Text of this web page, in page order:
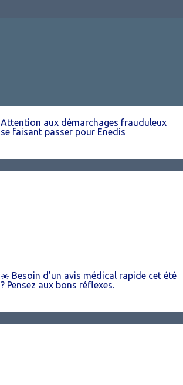
Attention aux démarchages frauduleux
se faisant passer pour Enedis
☀️ Besoin d’un avis médical rapide cet été
? Pensez aux bons réflexes.